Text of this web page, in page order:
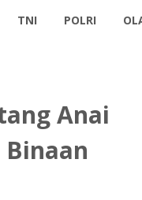
TNI POLRI
Anai
Binaan